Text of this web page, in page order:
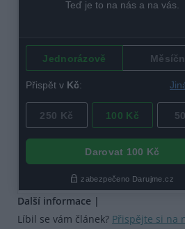
Další informace |
Líbil se vám článek? Přispějte si na